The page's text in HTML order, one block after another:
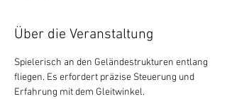
Über die Veranstaltung
Spielerisch an den Geländestrukturen entlang
fliegen. Es erfordert präzise Steuerung und
Erfahrung mit dem Gleitwinkel.